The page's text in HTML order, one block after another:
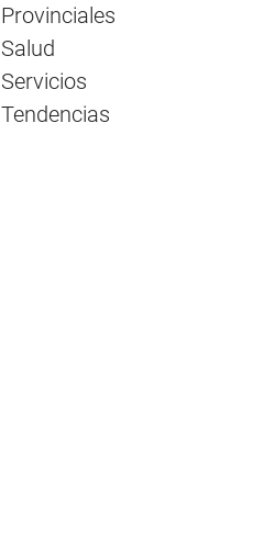
Provinciales
Salud
Servicios
Tendencias